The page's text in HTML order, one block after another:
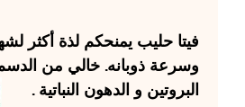
فيتا حليب يمنحكم لذة أكثر
وسرعة ذوبانه. خالي من الدسم
البروتين و الدهون النباتية .